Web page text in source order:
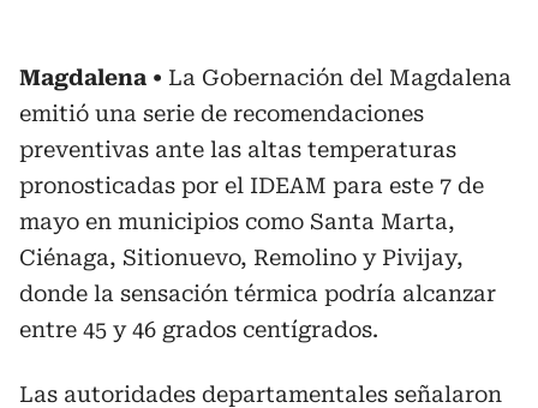
Magdalena
La Gobernación del Magdalena
emitió una serie de recomendaciones
preventivas ante las altas temperaturas
pronosticadas por el IDEAM para este 7 de
mayo en municipios como Santa Marta,
Ciénaga, Sitionuevo, Remolino y Pivijay,
donde la sensación térmica podría alcanzar
entre 45 y 46 grados centígrados.
Las autoridades departamentales señalaron